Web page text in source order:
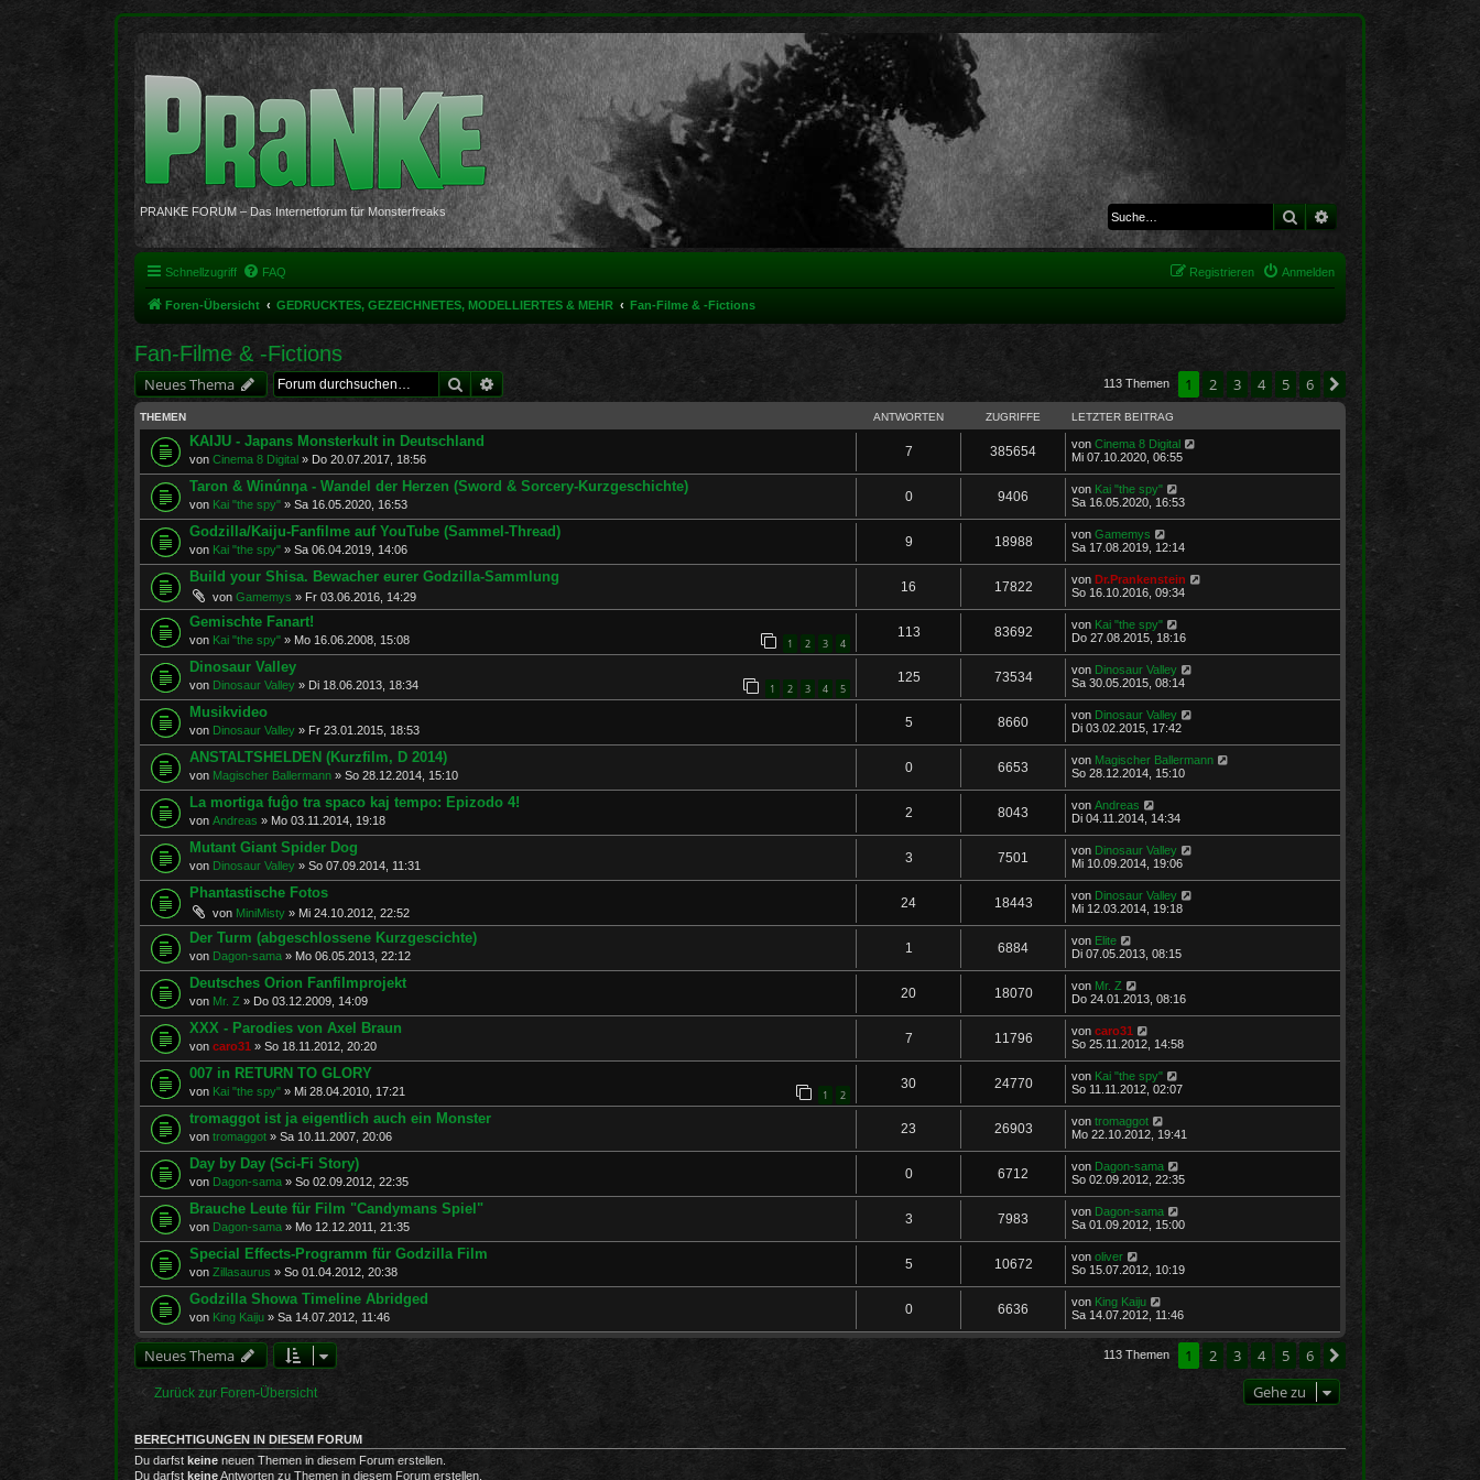
PRANKE FORUM – Das Internetforum für Monsterfreaks Suche Erweiterte Suche
Schnellzugriff FAQ Anmelden
Registrieren
Foren-Übersicht GEDRUCKTES, GEZEICHNETES, MODELLIERTES & MEHR Fan-Filme & -Fictions
Fan-Filme & -Fictions
Neues Thema SucheErweiterte Suche 113 Themen 1 2 3 4 5 6
THEMEN ANTWORTEN ZUGRIFFE LETZTER BEITRAG
KAIJU - Japans Monsterkult in Deutschland
von Cinema 8 Digital » Do 20.07.2017, 18:56
7 385654 von Cinema 8 Digital
Mi 07.10.2020, 06:55
Taron & Winúnŋa - Wandel der Herzen (Sword & Sorcery-Kurzgeschichte)
von Kai "the spy" » Sa 16.05.2020, 16:53
0 9406 von Kai "the spy"
Sa 16.05.2020, 16:53
Godzilla/Kaiju-Fanfilme auf YouTube (Sammel-Thread)
von Kai "the spy" » Sa 06.04.2019, 14:06
9 18988 von Gamemys
Sa 17.08.2019, 12:14
Build your Shisa. Bewacher eurer Godzilla-Sammlung
von Gamemys » Fr 03.06.2016, 14:29
16 17822 von Dr.Prankenstein
So 16.10.2016, 09:34
Gemischte Fanart!
von Kai "the spy" » Mo 16.06.2008, 15:08 1 2 3 4
113 83692 von Kai "the spy"
Do 27.08.2015, 18:16
Dinosaur Valley
von Dinosaur Valley » Di 18.06.2013, 18:34 1 2 3 4 5
125 73534 von Dinosaur Valley
Sa 30.05.2015, 08:14
Musikvideo
von Dinosaur Valley » Fr 23.01.2015, 18:53
5 8660 von Dinosaur Valley
Di 03.02.2015, 17:42
ANSTALTSHELDEN (Kurzfilm, D 2014)
von Magischer Ballermann » So 28.12.2014, 15:10
0 6653 von Magischer Ballermann
So 28.12.2014, 15:10
La mortiga fuĝo tra spaco kaj tempo: Epizodo 4!
von Andreas » Mo 03.11.2014, 19:18
2 8043 von Andreas
Di 04.11.2014, 14:34
Mutant Giant Spider Dog
von Dinosaur Valley » So 07.09.2014, 11:31
3 7501 von Dinosaur Valley
Mi 10.09.2014, 19:06
Phantastische Fotos
von MiniMisty » Mi 24.10.2012, 22:52
24 18443 von Dinosaur Valley
Mi 12.03.2014, 19:18
Der Turm (abgeschlossene Kurzgescichte)
von Dagon-sama » Mo 06.05.2013, 22:12
1 6884 von Elite
Di 07.05.2013, 08:15
Deutsches Orion Fanfilmprojekt
von Mr. Z » Do 03.12.2009, 14:09
20 18070 von Mr. Z
Do 24.01.2013, 08:16
XXX - Parodies von Axel Braun
von caro31 » So 18.11.2012, 20:20
7 11796 von caro31
So 25.11.2012, 14:58
007 in RETURN TO GLORY
von Kai "the spy" » Mi 28.04.2010, 17:21 1 2
30 24770 von Kai "the spy"
So 11.11.2012, 02:07
tromaggot ist ja eigentlich auch ein Monster
von tromaggot » Sa 10.11.2007, 20:06
23 26903 von tromaggot
Mo 22.10.2012, 19:41
Day by Day (Sci-Fi Story)
von Dagon-sama » So 02.09.2012, 22:35
0 6712 von Dagon-sama
So 02.09.2012, 22:35
Brauche Leute für Film "Candymans Spiel"
von Dagon-sama » Mo 12.12.2011, 21:35
3 7983 von Dagon-sama
Sa 01.09.2012, 15:00
Special Effects-Programm für Godzilla Film
von Zillasaurus » So 01.04.2012, 20:38
5 10672 von oliver
So 15.07.2012, 10:19
Godzilla Showa Timeline Abridged
von King Kaiju » Sa 14.07.2012, 11:46
0 6636 von King Kaiju
Sa 14.07.2012, 11:46
Neues Thema 113 Themen 1 2 3 4 5 6
Zurück zur Foren-Übersicht Gehe zu
BERECHTIGUNGEN IN DIESEM FORUM
Du darfst keine neuen Themen in diesem Forum erstellen.
Du darfst keineAntworten zu Themen in diesem Forum erstellen.